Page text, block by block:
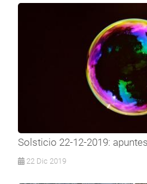
Solsticio 22-12-2019:
22 Dic 2019